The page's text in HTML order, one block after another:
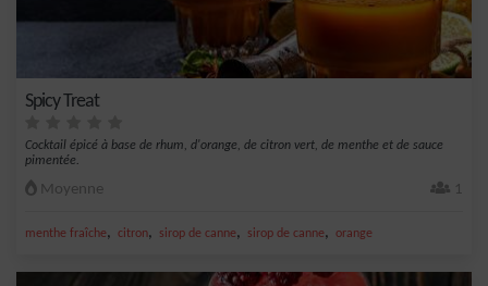
Spicy Treat
Cocktail épicé à base de rhum, d'orange, de citron vert, de menthe et de sauce
pimentée.
Moyenne 1
menthe fraîche, citron, sirop de canne, sirop de canne, orange